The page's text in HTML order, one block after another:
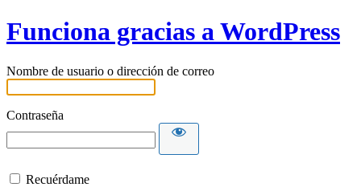
Funciona gracias a WordPress
Nombre de usuario o dirección de correo
Contraseña
Recuérdame